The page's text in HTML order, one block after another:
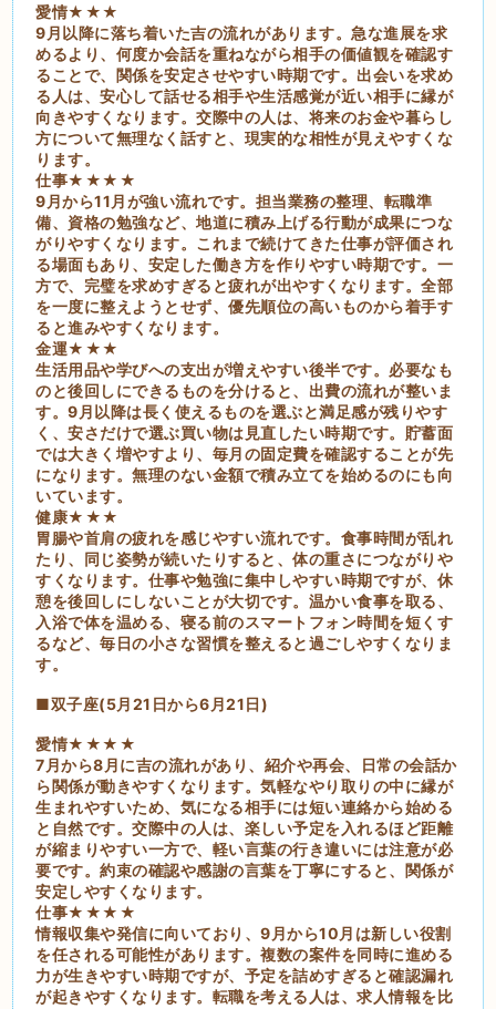
愛情★★★
9月以降に落ち着いた吉の流れがあります。急な進展を求
めるより、何度か会話を重ねながら相手の価値観を確認す
ることで、関係を安定させやすい時期です。出会いを求め
る人は、安心して話せる相手や生活感覚が近い相手に縁が
向きやすくなります。交際中の人は、将来のお金や暮らし
方について無理なく話すと、現実的な相性が見えやすくな
ります。
仕事★★★★
9月から11月が強い流れです。担当業務の整理、転職準
備、資格の勉強など、地道に積み上げる行動が成果につな
がりやすくなります。これまで続けてきた仕事が評価され
る場面もあり、安定した働き方を作りやすい時期です。一
方で、完璧を求めすぎると疲れが出やすくなります。全部
を一度に整えようとせず、優先順位の高いものから着手す
ると進みやすくなります。
金運★★★
生活用品や学びへの支出が増えやすい後半です。必要なも
のと後回しにできるものを分けると、出費の流れが整いま
す。9月以降は長く使えるものを選ぶと満足感が残りやす
く、安さだけで選ぶ買い物は見直したい時期です。貯蓄面
では大きく増やすより、毎月の固定費を確認することが先
になります。無理のない金額で積み立てを始めるのにも向
いています。
健康★★★
胃腸や首肩の疲れを感じやすい流れです。食事時間が乱れ
たり、同じ姿勢が続いたりすると、体の重さにつながりや
すくなります。仕事や勉強に集中しやすい時期ですが、休
憩を後回しにしないことが大切です。温かい食事を取る、
入浴で体を温める、寝る前のスマートフォン時間を短くす
るなど、毎日の小さな習慣を整えると過ごしやすくなりま
す。
■双子座(5月21日から6月21日)
愛情★★★★
7月から8月に吉の流れがあり、紹介や再会、日常の会話か
ら関係が動きやすくなります。気軽なやり取りの中に縁が
生まれやすいため、気になる相手には短い連絡から始める
と自然です。交際中の人は、楽しい予定を入れるほど距離
が縮まりやすい一方で、軽い言葉の行き違いには注意が必
要です。約束の確認や感謝の言葉を丁寧にすると、関係が
安定しやすくなります。
仕事★★★★
情報収集や発信に向いており、9月から10月は新しい役割
を任される可能性があります。複数の案件を同時に進める
力が生きやすい時期ですが、予定を詰めすぎると確認漏れ
が起きやすくなります。転職を考える人は、求人情報を比